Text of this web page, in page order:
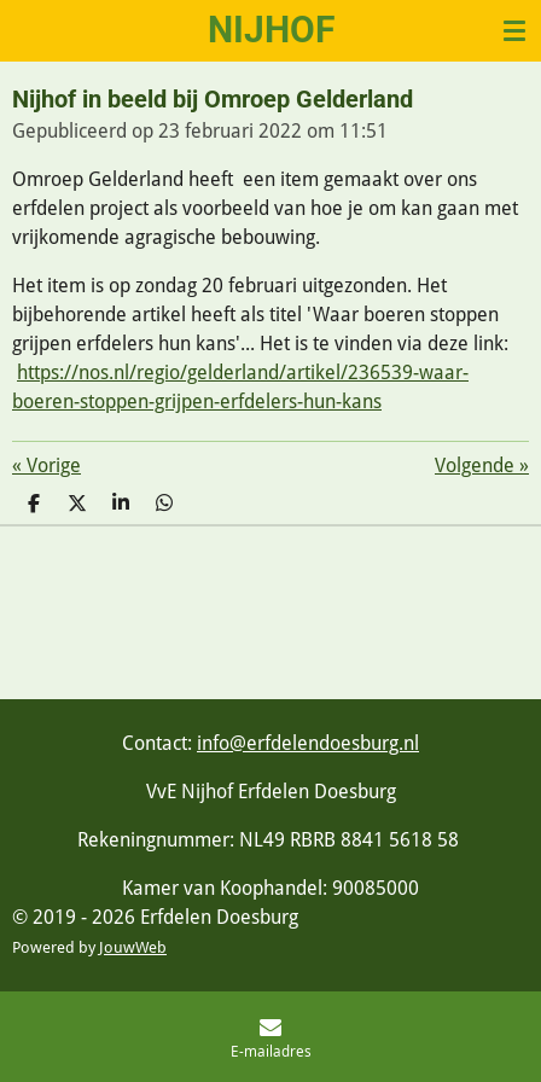
de
hoofdinhoud
NIJHOF
Nijhof in beeld bij Omroep Gelderland
Gepubliceerd op 23 februari 2022 om 11:51
Omroep Gelderland heeft een item gemaakt over ons
erfdelen project als voorbeeld van hoe je om kan gaan met
vrijkomende agragische bebouwing.
Het item is op zondag 20 februari uitgezonden. Het
bijbehorende artikel heeft als titel 'Waar boeren stoppen
grijpen erfdelers hun kans'... Het is te vinden via deze link:
https://nos.nl/regio/gelderland/artikel/236539-waar-
boeren-stoppen-grijpen-erfdelers-hun-kans
« Vorige Volgende »
D
E
D
E
S
H
D
E
Contact: info@erfdelendoesburg.nl
VvE Nijhof Erfdelen Doesburg
Rekeningnummer: NL49 RBRB 8841 5618 58
Kamer van Koophandel: 90085000
© 2019 - 2026 Erfdelen Doesburg
Powered by JouwWeb
E-mailadres